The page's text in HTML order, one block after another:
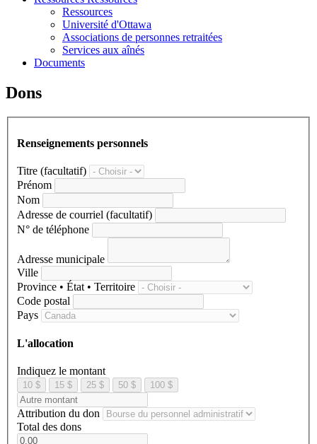
Ressources
Université d'Ottawa
Associations de personnes retraitées
Services aux aînés
Documents
Dons
Renseignements personnels
Titre (facultatif)
Prénom
Nom
Adresse de courriel (facultatif)
N° de téléphone
Adresse municipale
Ville
Province • État • Territoire
Code postal
Pays
L'allocation
Indiquez le montant
10 $ 15 $ 25 $ 50 $ 100 $
Attribution du don
Total des dons